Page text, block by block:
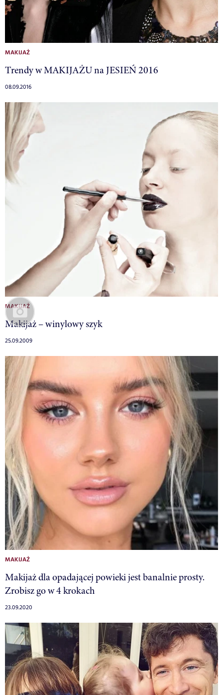
MAKIJAŻ
Trendy w MAKIJAŻU na JESIEŃ 2016
08.09.2016
MAKIJAŻ
Makijaż – winylowy szyk
25.09.2009
MAKIJAŻ
Makijaż dla opadającej powieki jest banalnie prosty.
Zrobisz go w 4 krokach
23.09.2020